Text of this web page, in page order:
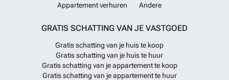
Appartement verhuren
Andere
GRATIS SCHATTING VAN JE VASTGOED
Gratis schatting van je huis te koop
Gratis schatting van je huis te huur
Gratis schatting van je appartement te koop
Gratis schatting van je appartement te huur